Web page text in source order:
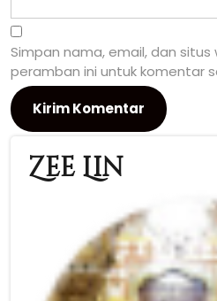
Simpan nama, email, dan
peramban ini untuk komentar
Zee Lin